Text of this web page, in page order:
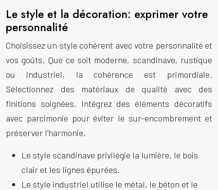
Le style et la décoration: exprimer votre
personnalité
Choisissez un style cohérent avec votre personnalité et
vos goûts. Que ce soit moderne, scandinave, rustique
ou industriel, la cohérence est primordiale.
Sélectionnez des matériaux de qualité avec des
finitions soignées. Intégrez des éléments décoratifs
avec parcimonie pour éviter le sur-encombrement et
préserver l’harmonie.
Le style scandinave privilégie la lumière, le bois
clair et les lignes épurées.
Le style industriel utilise le métal, le béton et le